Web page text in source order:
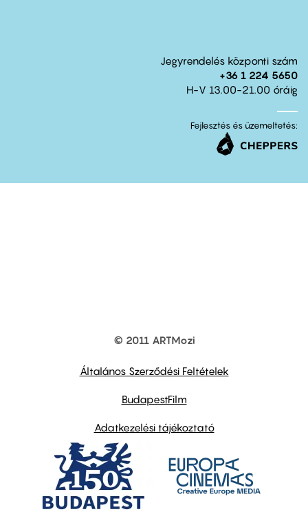
Jegyrendelés központi szám
+36 1 224 5650
H-V 13.00-21.00 óráig
Fejlesztés és üzemeltetés:
© 2011 ARTMozi
Általános Szerződési Feltételek
BudapestFilm
Adatkezelési tájékoztató